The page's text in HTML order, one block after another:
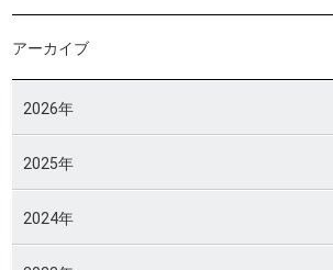
アーカイブ
2026年
2025年
2024年